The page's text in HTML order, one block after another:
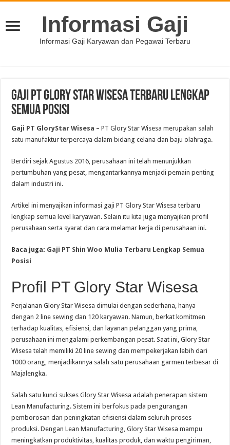
Informasi Gaji
Informasi Gaji Karyawan dan Pegawai Terbaru
Gaji PT Glory Star Wisesa Terbaru Lengkap
Semua Posisi
Gaji PT GloryStar Wisesa – PT Glory Star Wisesa merupakan salah
satu manufaktur terpercaya dalam bidang celana dan baju olahraga.
Berdiri sejak Agustus 2016, perusahaan ini telah menunjukkan
pertumbuhan yang pesat, mengantarkannya menjadi pemain penting
dalam industri ini.
Artikel ini menyajikan informasi gaji PT Glory Star Wisesa terbaru
lengkap semua level karyawan. Selain itu kita juga menyajikan profil
perusahaan serta syarat dan cara melamar kerja di perusahaan ini.
Baca juga: Gaji PT Shin Woo Mulia Terbaru Lengkap Semua
Posisi
Profil PT Glory Star Wisesa
Perjalanan Glory Star Wisesa dimulai dengan sederhana, hanya
dengan 2 line sewing dan 120 karyawan. Namun, berkat komitmen
terhadap kualitas, efisiensi, dan layanan pelanggan yang prima,
perusahaan ini mengalami perkembangan pesat. Saat ini, Glory Star
Wisesa telah memiliki 20 line sewing dan mempekerjakan lebih dari
1000 orang, menjadikannya salah satu perusahaan garmen terbesar di
Majalengka.
Salah satu kunci sukses Glory Star Wisesa adalah penerapan sistem
Lean Manufacturing. Sistem ini berfokus pada pengurangan
pemborosan dan peningkatan efisiensi dalam seluruh proses
produksi. Dengan Lean Manufacturing, Glory Star Wisesa mampu
meningkatkan produktivitas, kualitas produk, dan waktu pengiriman,